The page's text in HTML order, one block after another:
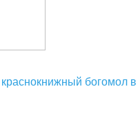
богомол в